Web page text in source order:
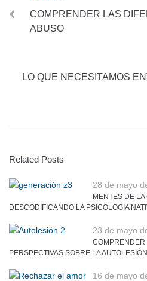
COMPRENDER LAS
ABUSO
LO QUE NECESITAMOS
Related Posts
28 de mayo
MENTES DE
DESCODIFICANDO LA PSICOLOGÍA
23 de mayo
COMPRENDER
PERSPECTIVAS SOBRE LA AUTOLESIÓN
16 de mayo